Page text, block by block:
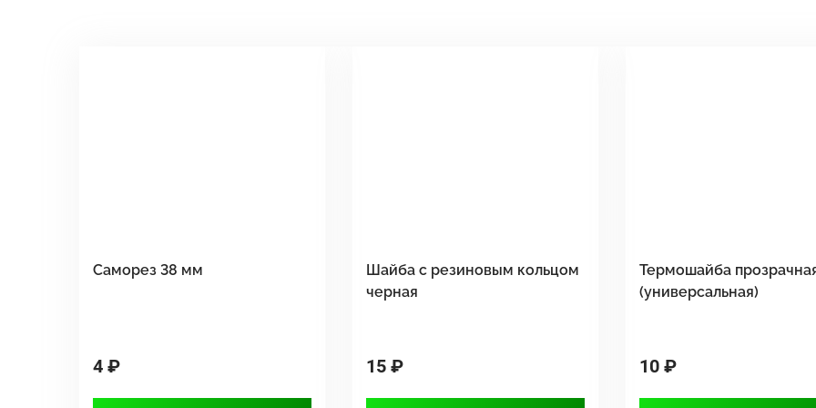
Саморез 38 мм
4 ₽
Шайба с резиновым кольцом
черная
15 ₽
Термошайба
(универсальная)
10 ₽